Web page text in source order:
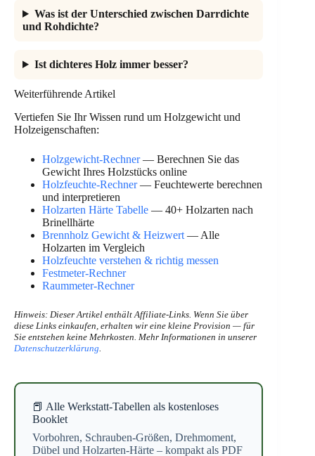
Was ist der Unterschied zwischen Darrdichte
und Rohdichte?
Ist dichteres Holz immer besser?
Weiterführende Artikel
Vertiefen Sie Ihr Wissen rund um Holzgewicht und
Holzeigenschaften:
Holzgewicht-Rechner— Berechnen Sie das
Gewicht Ihres Holzstücks online
Holzfeuchte-Rechner— Feuchtewerte berechnen
und interpretieren
Holzarten Härte Tabelle — 40+ Holzarten nach
Brinellhärte
Brennholz Gewicht & Heizwert — Alle
Holzarten im Vergleich
Holzfeuchte verstehen & richtig messen
Festmeter-Rechner
Raummeter-Rechner
Hinweis: Dieser Artikel enthält Affiliate-Links. Wenn Sie über
diese Links einkaufen, erhalten wir eine kleine Provision — für
Sie entstehen keine Mehrkosten. Mehr Informationen in unserer
Datenschutzerklärung
📕 Alle Werkstatt-Tabellen als kostenloses
Booklet
Vorbohren, Schrauben-Größen, Drehmoment,
Dübel und Holzarten-Härte – kompakt als PDF